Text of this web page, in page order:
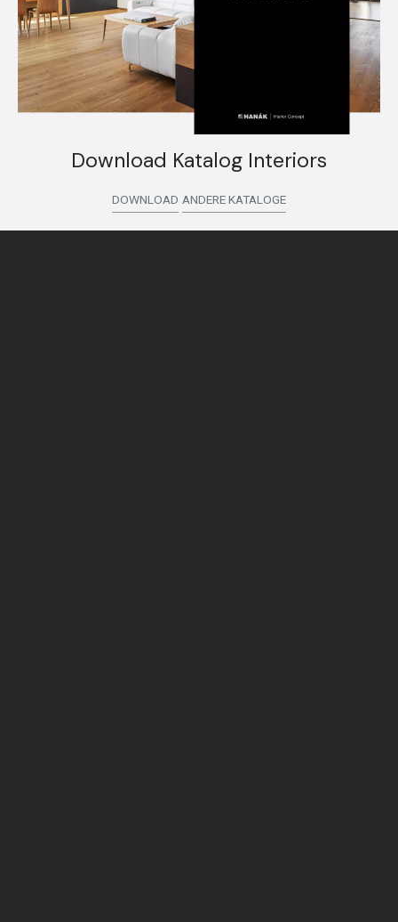
Download Katalog Interiors
DOWNLOAD ANDERE KATALOGE